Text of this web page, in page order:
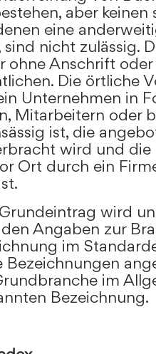
aber keinen
eine
nicht zulässig.
ohne Anschrift
Die örtliche
Unternehmen in
Mitarbeitern oder
ist, die
wird und die
Ort durch ein
wird
Angaben zur
im
Bezeichnungen
im
Bezeichnung.